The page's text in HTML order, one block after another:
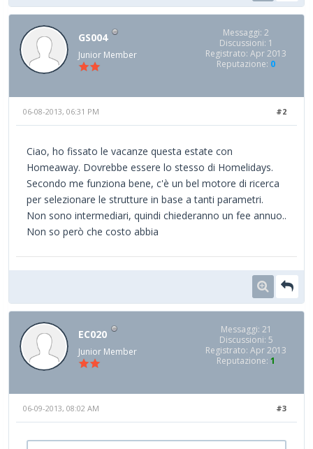
GS004
Junior Member
Messaggi: 2
Discussioni: 1
Registrato: Apr 2013
Reputazione: 0
#2
06-08-2013, 06:31 PM
Ciao, ho fissato le vacanze questa estate con
Homeaway. Dovrebbe essere lo stesso di Homelidays.
Secondo me funziona bene, c'è un bel motore di ricerca
per selezionare le strutture in base a tanti parametri.
Non sono intermediari, quindi chiederanno un fee annuo..
Non so però che costo abbia
EC020
Junior Member
Messaggi: 21
Discussioni: 5
Registrato: Apr 2013
Reputazione: 1
#3
06-09-2013, 08:02 AM